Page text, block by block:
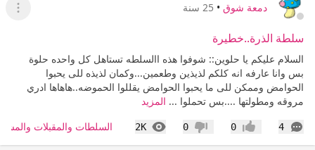
دمعة شوق • 25 سنة
عرض
سلطة الذرة..خطيرة
السلام عليكم يا حلوين:: شوفوا هذه االسلطه تستاهل كل واحده حلوة
بس وانا عارفه انه كلكم لذيذين وطعمين...وكمان لذيذه للى يحبوا
الحوامض وممكن للى ما يحبوا الحوامض يقللوا الحموضه..هاهاها ادري
مروقه ومطولتها ....بس تحملوا ... المزيد
4
التعليقات إعجاب0 عدم إعجاب
0
2K
المشاهدات السلطات والمقبلات